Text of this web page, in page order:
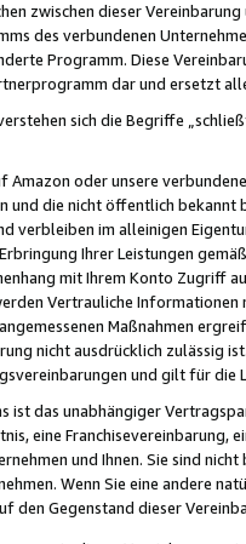
zwischen dieser
des verbundenen
Programm. Diese
dar und ersetzt
sich die Begriffe
oder unsere
und die nicht öffentlich
verbleiben im alleinigen
Ihrer Leistungen
mit Ihrem Konto
Vertrauliche
Maßnahmen
nicht ausdrücklich zulässig
und gilt für die
ist das unabhängiger
eine Franchisevereinbarung,
und Ihnen. Sie sind
Wenn Sie eine andere
den Gegenstand dieser